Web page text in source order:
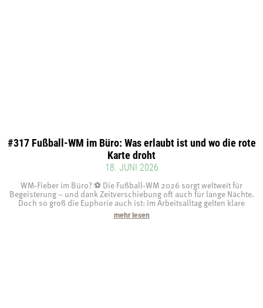
#317 Fußball-WM im Büro: Was erlaubt ist und wo die rote
Karte droht
18. JUNI 2026
WM‑Fieber im Büro? ⚽ Die Fußball‑WM 2026 sorgt weltweit für
Begeisterung – und dank Zeitverschiebung oft auch für lange Nächte.
Doch so groß die Euphorie auch ist: Im Arbeitsalltag gelten klare
mehr lesen